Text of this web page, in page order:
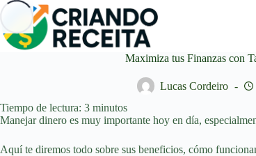
Saltar
contenido
Maximiza tus Finanzas con
Lucas Cordeiro
Tiempo de lectura: 3 minutos
Manejar dinero es muy importante hoy en día,
Aquí te diremos todo sobre sus beneficios, cómo